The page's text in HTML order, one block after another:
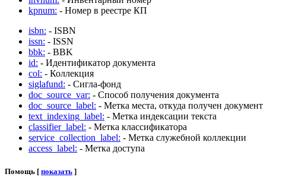
kpnum: - Номер в реестре КП
isbn: - ISBN
issn: - ISSN
bbk: - BBK
id: - Идентификатор документа
col: - Коллекция
siglafund: - Сигла-фонд
doc_source_var: - Способ получения документа
doc_source_label: - Метка места, откуда получен документ
text_indexing_label: - Метка индексации текста
classifier_label: - Метка классификатора
service_collection_label: - Метка служебной коллекции
access_label: - Метка доступа
Помощь [ показать ]